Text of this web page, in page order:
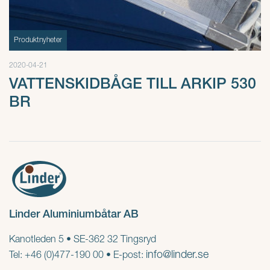
Produktnyheter
2020-04-21
VATTENSKIDBÅGE TILL ARKIP 530
BR
Linder Aluminiumbåtar AB
Kanotleden 5 • SE-362 32 Tingsryd
Tel: +46 (0)477-190 00 • E-post: info@linder.se